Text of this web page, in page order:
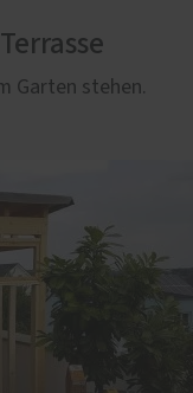
Garten stehen.